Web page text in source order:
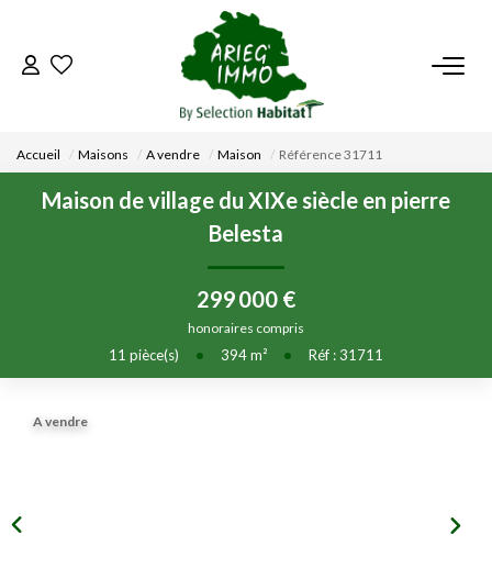
ACCUEIL
NOS BIENS
VENDRE UN BIEN
DÉPOSEZ VOTRE RECHERCHE
NOUS REJOINDRE
Accueil Maisons A vendre Maison Référence 31711
Maison de village du XIXe siècle en pierre
Belesta
299 000 €
honoraires compris
11 pièce(s) • 394m² • Réf : 31711
A vendre